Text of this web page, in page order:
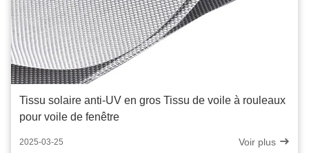
Tissu solaire anti-UV en gros Tissu de voile à rouleaux
pour voile de fenêtre
2025-03-25 Voir plus